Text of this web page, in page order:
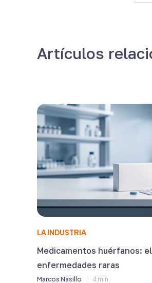
Artículos
LA INDUSTRIA
Medicamentos huérfanos:
enfermedades raras
Marcos Nasillo 4 min